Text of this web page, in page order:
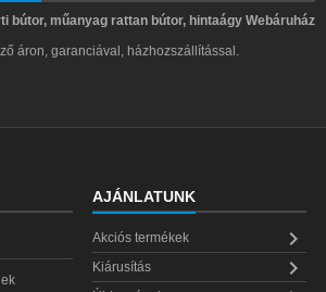
bútor, műanyag rattan bútor, hintaágy Webáruház
áron, garanciával, házhozszállítással.
AJÁNLATUNK
Akciós termékek 
Kiárusítás 